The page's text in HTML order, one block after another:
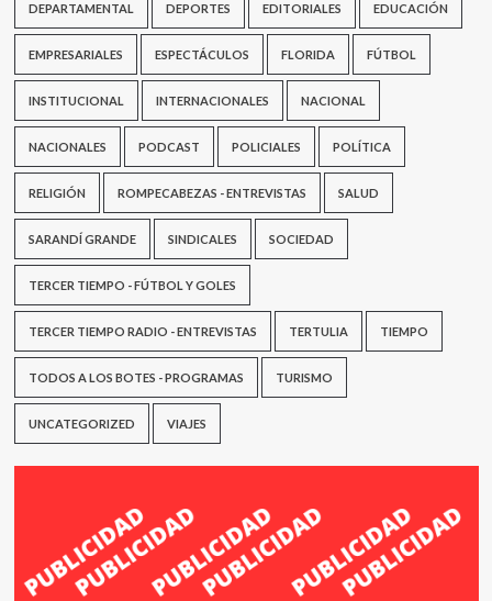
DEPARTAMENTAL DEPORTES EDITORIALES EDUCACIÓN
EMPRESARIALES ESPECTÁCULOS FLORIDA FÚTBOL
INSTITUCIONAL INTERNACIONALES NACIONAL
NACIONALES PODCAST POLICIALES POLÍTICA
RELIGIÓN ROMPECABEZAS - ENTREVISTAS SALUD
SARANDÍ GRANDE SINDICALES SOCIEDAD
TERCER TIEMPO - FÚTBOL Y GOLES
TERCER TIEMPO RADIO - ENTREVISTAS TERTULIA TIEMPO
TODOS A LOS BOTES - PROGRAMAS TURISMO
UNCATEGORIZED VIAJES